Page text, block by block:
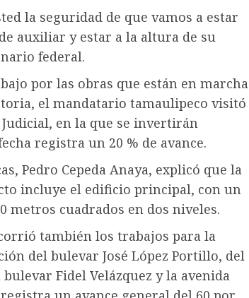
la seguridad de que vamos a estar
auxiliar y estar a la altura de su
federal.
por las obras que están en marcha
el mandatario tamaulipeco visitó
en la que se invertirán
registra un 20 % de avance.
Pedro Cepeda Anaya, explicó que la
incluye el edificio principal, con un
metros cuadrados en dos niveles.
también los trabajos para la
del bulevar José López Portillo, del
Fidel Velázquez y la avenida